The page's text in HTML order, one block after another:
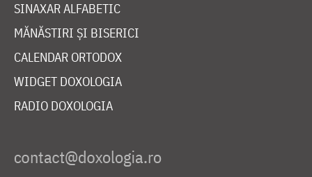
SINAXAR ALFABETIC
MĂNĂSTIRI ȘI BISERICI
CALENDAR ORTODOX
WIDGET DOXOLOGIA
RADIO DOXOLOGIA